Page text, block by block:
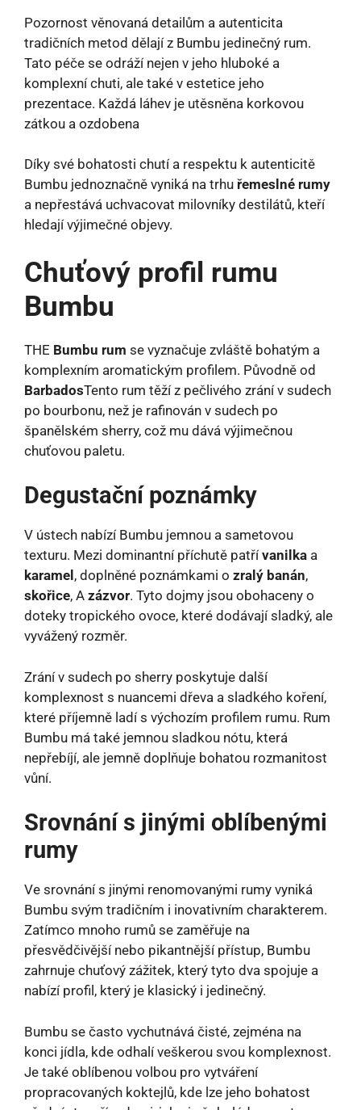
Pozornost věnovaná detailům a autenticita
tradičních metod dělají z Bumbu jedinečný rum.
Tato péče se odráží nejen v jeho hluboké a
komplexní chuti, ale také v estetice jeho
prezentace. Každá láhev je utěsněna korkovou
zátkou a ozdobena
Díky své bohatosti chutí a respektu k autenticitě
Bumbu jednoznačně vyniká na trhu řemeslné rumy
a nepřestává uchvacovat milovníky destilátů, kteří
hledají výjimečné objevy.
Chuťový profil rumu
Bumbu
THE Bumbu rum se vyznačuje zvláště bohatým a
komplexním aromatickým profilem. Původně od
BarbadosTento rum těží z pečlivého zrání v sudech
po bourbonu, než je rafinován v sudech po
španělském sherry, což mu dává výjimečnou
chuťovou paletu.
Degustační poznámky
V ústech nabízí Bumbu jemnou a sametovou
texturu. Mezi dominantní příchutě patřívanilka a
karamel , doplněné poznámkami o zralý banán,
skořice, A zázvor. Tyto dojmy jsou obohaceny o
doteky tropického ovoce, které dodávají sladký, ale
vyvážený rozměr.
Zrání v sudech po sherry poskytuje další
komplexnost s nuancemi dřeva a sladkého koření,
které příjemně ladí s výchozím profilem rumu. Rum
Bumbu má také jemnou sladkou nótu, která
nepřebíjí, ale jemně doplňuje bohatou rozmanitost
vůní.
Srovnání s jinými oblíbenými
rumy
Ve srovnání s jinými renomovanými rumy vyniká
Bumbu svým tradičním i inovativním charakterem.
Zatímco mnoho rumů se zaměřuje na
přesvědčivější nebo pikantnější přístup, Bumbu
zahrnuje chuťový zážitek, který tyto dva spojuje a
nabízí profil, který je klasický i jedinečný.
Bumbu se často vychutnává čisté, zejména na
konci jídla, kde odhalí veškerou svou komplexnost.
Je také oblíbenou volbou pro vytváření
propracovaných koktejlů, kde lze jeho bohatost